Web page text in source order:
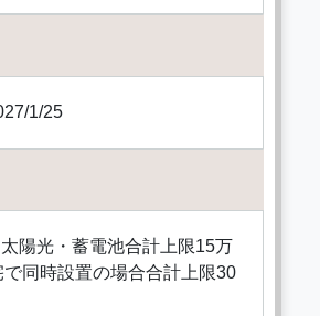
1/25
陽光・蓄電池合計上限15万
で同時設置の場合合計上限30